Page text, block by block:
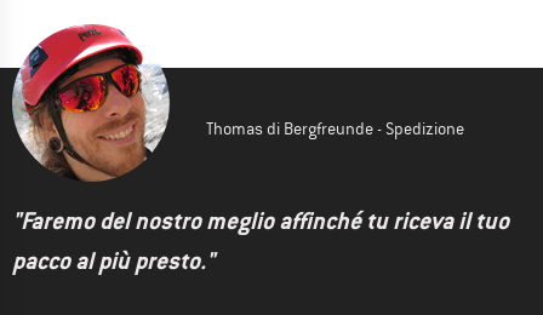
Thomas di Bergfreunde - Spedizione
"Faremo del nostro meglio affinché tu riceva il tuo
pacco al più presto."